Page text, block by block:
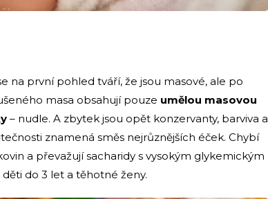
na první pohled tváří, že jsou masové, ale po
masa obsahují pouze umělou masovou
– nudle. A zbytek jsou opět konzervanty, barviva a
znamená směs nejrůznějších éček. Chybí
a převažují sacharidy s vysokým glykemickým
do 3 let a těhotné ženy.